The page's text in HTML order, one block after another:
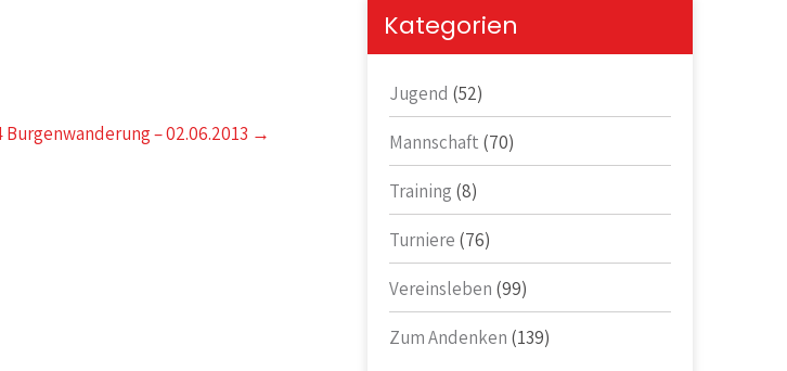
Burgenwanderung – 02.06.2013 →
Kategorien
Jugend (52)
Mannschaft (70)
Training (8)
Turniere (76)
Vereinsleben (99)
Zum Andenken (139)